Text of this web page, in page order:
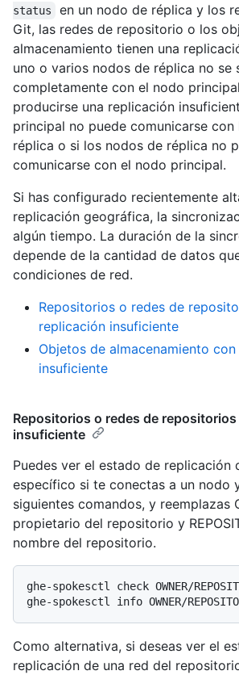
status
en un nodo de réplica y los
Git, las redes de repositorio o los
almacenamiento tienen una
uno o varios nodos de réplica no se
completamente con el nodo
producirse una replicación
principal no puede comunicarse
réplica o si los nodos de réplica no
comunicarse con el nodo principal.
Si has configurado recientemente
replicación geográfica, la
algún tiempo. La duración de la
depende de la cantidad de datos
condiciones de red.
Repositorios o redes de
replicación insuficiente
Objetos de almacenamiento
insuficiente
Repositorios o redes de
insuficiente
Puedes ver el estado de replicación
específico si te conectas a un nodo
siguientes comandos, y reemplazas
propietario del repositorio y
nombre del repositorio.
ghe-spokesctl check OWNER/
Como alternativa, si deseas ver el
replicación de una red del